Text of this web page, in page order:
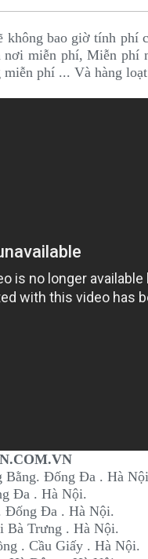
không bao giờ tính phí
miễn phí, Miễn phí
phí ... Và hàng
Bằng. Đống Đa . Hà
Đa . Hà Nội.
Đống Đa . Hà Nội.
Bà Trưng . Hà Nội.
. Cầu Giấy . Hà Nội.